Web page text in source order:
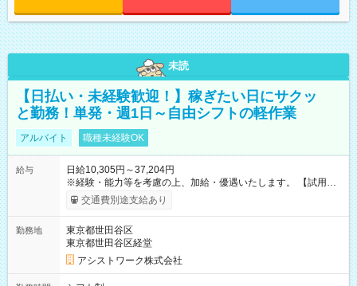
未読
【日払い・未経験歓迎！】稼ぎたい日にサクッ
と勤務！単発・週1日～自由シフトの軽作業
アルバイト 職種未経験OK
給与
日給10,305円～37,204円
※経験・能力等を考慮の上、加給・優遇いたします。 【試用期
間】試用期間なし
交通費別途支給あり
勤務地
東京都世田谷区
東京都世田谷区経堂
アシストワーク株式会社